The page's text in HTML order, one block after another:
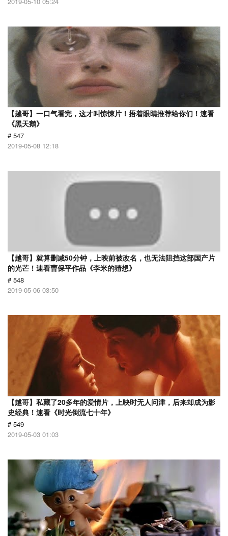
【越哥】一口气看完，这才叫惊悚片！捂着眼睛推荐给你们！速看
《黑天鹅》
# 547
2019-05-08 12:18
【越哥】就算删减50分钟，上映前被改名，也无法阻挡这部国产片
的光芒！速看曹保平作品《李米的猜想》
# 548
2019-05-06 03:50
【越哥】私藏了20多年的爱情片，上映时无人问津，后来却成为影
史经典！速看《时光倒流七十年》
# 549
2019-05-03 01:03